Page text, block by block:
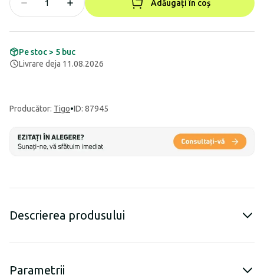
Adăugați în coș
Pe stoc > 5 buc
Livrare deja 11.08.2026
Producător: Tigo•ID: 87945
Descrierea produsului
Parametrii